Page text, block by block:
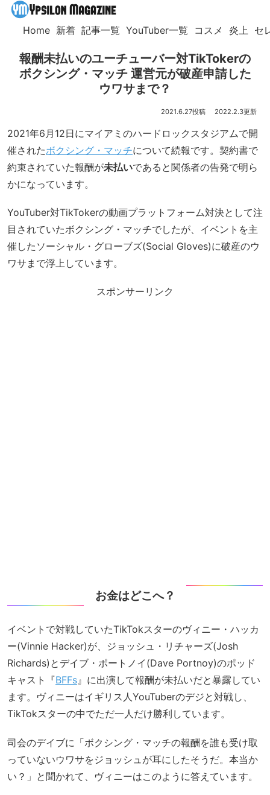
Home 新着 記事一覧 YouTuber一覧 コスメ 炎上 セ
報酬未払いのユーチューバー対TikTokerの
ボクシング・マッチ 運営元が破産申請した
ウワサまで？
2021.6.27 2022.2.3
2021年6月12日にマイアミのハードロックスタジアムで開
催されたボクシング・マッチについて続報です。契約書で
約束されていた報酬が未払いであると関係者の告発で明ら
かになっています。
YouTuber対TikTokerの動画プラットフォーム対決として注
目されていたボクシング・マッチでしたが、イベントを主
催したソーシャル・グローブズ(Social Gloves)に破産のウ
ワサまで浮上しています。
スポンサーリンク
お金はどこへ？
イベントで対戦していたTikTokスターのヴィニー・ハッカ
ー(Vinnie Hacker)が、ジョッシュ・リチャーズ(Josh
Richards)とデイブ・ポートノイ(Dave Portnoy)のポッド
キャスト『BFFs』に出演して報酬が未払いだと暴露してい
ます。ヴィニーはイギリス人YouTuberのデジと対戦し、
TikTokスターの中でただ一人だけ勝利しています。
司会のデイブに「ボクシング・マッチの報酬を誰も受け取
っていないウワサをジョッシュが耳にしたそうだ。本当か
い？」と聞かれて、ヴィニーはこのように答えています。